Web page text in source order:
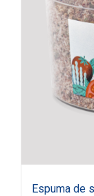
Espuma de